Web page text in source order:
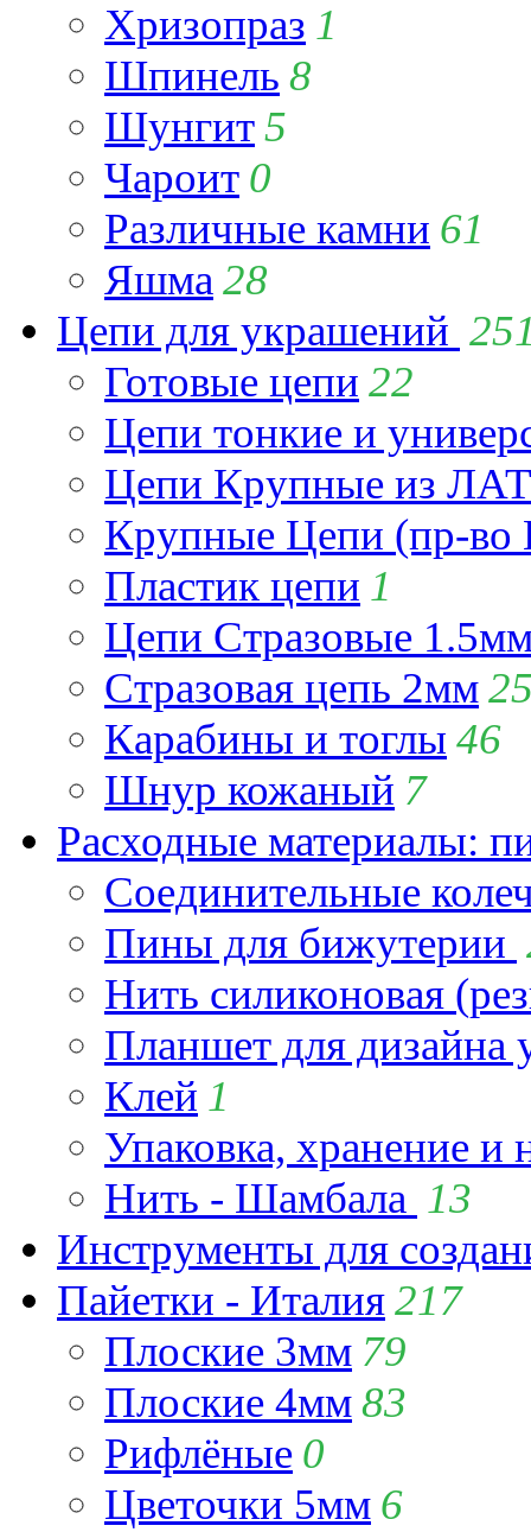
Хризопраз 1
Шпинель 8
Шунгит5
Чароит 0
Различные камни 61
Яшма 28
Цепи для украшений
Готовые цепи 22
Цепи тонкие и
Цепи Крупные из
Крупные Цепи (пр-во
Пластик цепи 1
Цепи Стразовые
Стразовая цепь 2мм
Карабины и тоглы 46
Шнур кожаный 7
Расходные материалы:
Соединительные
Пины для бижутерии
Нить силиконовая
Планшет для
Клей 1
Упаковка, хранение и
Нить - Шамбала 13
Инструменты для
Пайетки - Италия217
Плоские 3мм 79
Плоские 4мм83
Рифлёные 0
Цветочки 5мм 6